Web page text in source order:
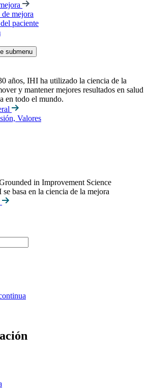
mejora
paciente
submenu
años, IHI ha utilizado la ciencia de la
y mantener mejores resultados en salud
en todo el mundo.
Valores
basa en la ciencia de la mejora